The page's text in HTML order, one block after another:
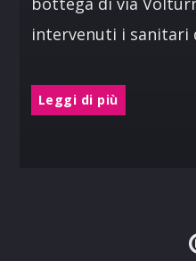
intervenuti i sanitari
Leggi di più